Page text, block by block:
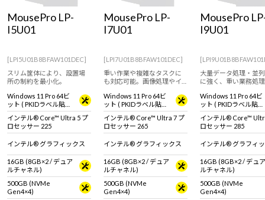
MousePro LP-
I5U01
[LPI5U01B8BFAW101DEC]
スリム筐体により、設置場
所の制約を最小化。
Windows 11 Pro 64ビ
ット ( PKIDラベル貼付
対応 )
インテル® Core™ Ultra 5 プ
ロセッサー 225
インテル® グラフィックス
16GB (8GB×2 / デュア
ルチャネル)
500GB (NVMe
Gen4×4)
MousePro LP-
I7U01
[LPI7U01B8BFAW101DEC]
重い作業や複雑なタスクに
も対応可能。画像処理やイ
メ。スリムケースのビジネ
ス向けデスクトップパソコ
ン。
※ キーボード・マウス付属
Windows 11 Pro 64ビ
ット ( PKIDラベル貼付
対応 )
インテル® Core™ Ultra 7 プ
ロセッサー 265
インテル® グラフィックス
16GB (8GB×2 / デュア
ルチャネル)
500GB (NVMe
Gen4×4)
MousePro
I9U01
大量データ処理・並
に強く、重い業務処
Windows 11 Pro 64ビ
ット ( PKIDラベル貼付
対応 )
インテル® Core™
ロセッサー 285
インテル® グラフィ
16GB (8GB×2 / デュア
ルチャネル)
500GB (NVMe
Gen4×4)